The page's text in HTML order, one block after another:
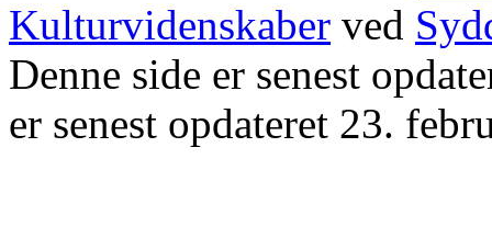
Kulturvidenskaber ved
Denne side er senest
er senest opdateret 23.